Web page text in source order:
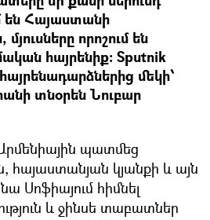
են Հայաստանի
որոշում են
հայրենիք: Sputnik
մեկի՝
տնօրեն Նուբար
պատմեց
հայաստանյան կյանքի և այն
Սոֆիայում հիմնել
և ջինսե տաբատներ